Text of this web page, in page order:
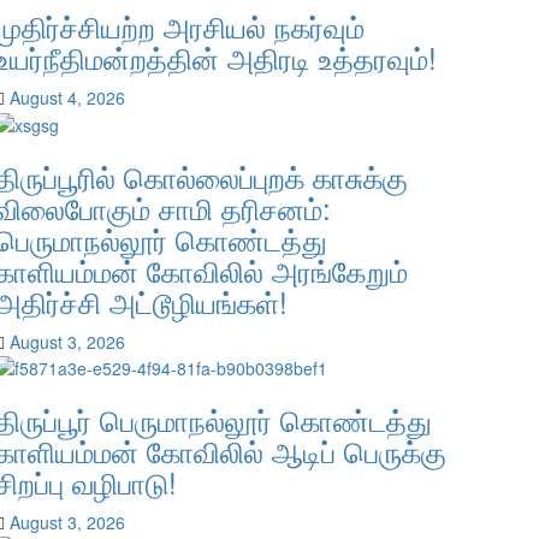
அரசியல் நகர்வும்
அதிரடி உத்தரவும்!
August 4, 2026
கொல்லைப்புறக் காசுக்கு
சாமி தரிசனம்:
கொண்டத்து
கோவிலில் அரங்கேறும்
அட்டூழியங்கள்!
August 3, 2026
பெருமாநல்லூர் கொண்டத்து
கோவிலில் ஆடிப் பெருக்கு
வழிபாடு!
August 3, 2026